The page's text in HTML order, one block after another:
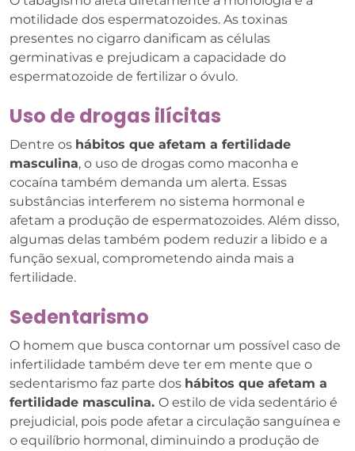
motilidade dos espermatozoides. As toxinas
presentes no cigarro danificam as células
germinativas e prejudicam a capacidade do
espermatozoide de fertilizar o óvulo.
Uso de drogas ilícitas
Dentre os hábitos que afetam a fertilidade
masculina, o uso de drogas como maconha e
cocaína também demanda um alerta. Essas
substâncias interferem no sistema hormonal e
afetam a produção de espermatozoides. Além disso,
algumas delas também podem reduzir a libido e a
função sexual, comprometendo ainda mais a
fertilidade.
Sedentarismo
O homem que busca contornar um possível caso de
infertilidade também deve ter em mente que o
sedentarismo faz parte dos hábitos que afetam a
fertilidade masculina. O estilo de vida sedentário é
prejudicial, pois pode afetar a circulação sanguínea e
o equilíbrio hormonal, diminuindo a produção de